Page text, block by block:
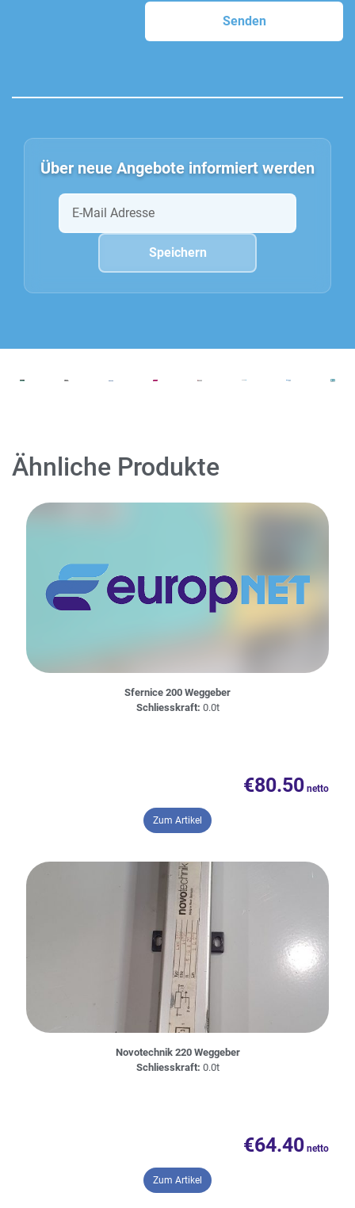
Über neue Angebote informiert werden
Ähnliche Produkte
Sfernice 200 Weggeber
Schliesskraft: 0.0t
€80.50
Zum Artikel – Sfernice 200 Weggeber
Novotechnik 220 Weggeber
Schliesskraft: 0.0t
€64.40
Zum Artikel – Novotechnik 220 Weggeber